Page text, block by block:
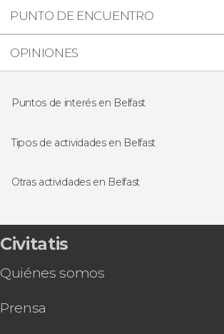
PUNTO DE ENCUENTRO
OPINIONES
Puntos de interés en Belfast
Calzada del Gigante
Tipos de actividades en Belfast
Free Tour
Otras actividades en Belfast
Entrada a la cárcel de Crumlin Road
Autobús turístico de Belfast
Tour por los pubs de Belfast
Civitatis
Quiénes somos
Prensa